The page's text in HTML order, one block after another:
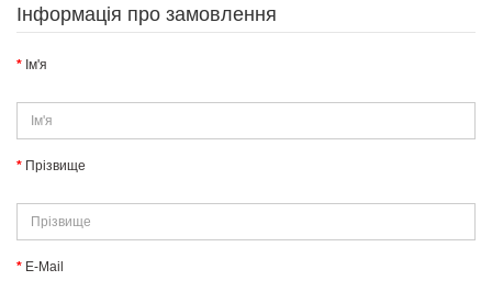
Інформація про замовлення
Ім'я
Прізвище
E-Mail